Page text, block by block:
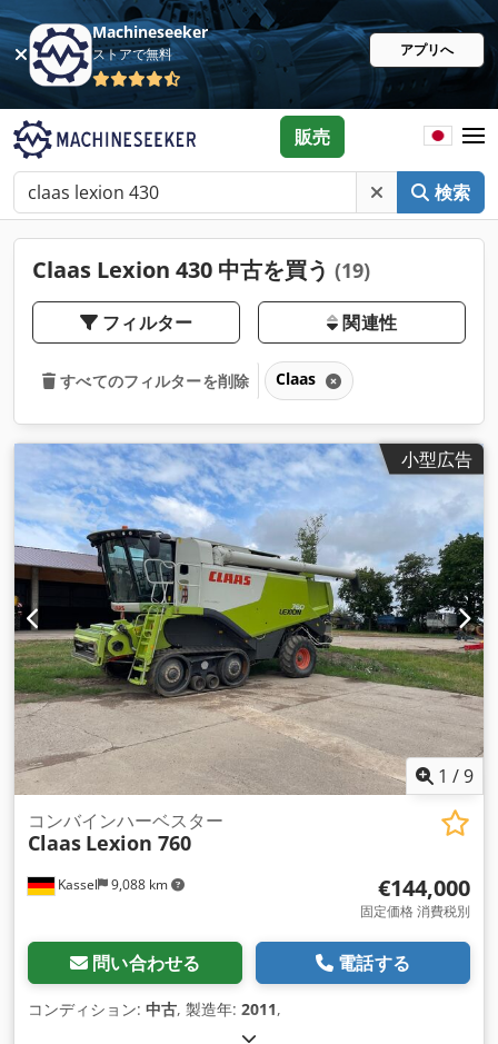
Machineseeker
ストアで無料 アプリへ
検索
販売
Claas Lexion 430 中古を買う (19)
フィルター 関連性
すべてのフィルターを削除 Claas
小型広告
1 /9
Kassel 9,088 km
コンバインハーベスター
Claas Lexion 760
€144,000
固定価格 消費税別
問い合わせる 電話する
コンディション: 中古, 製造年: 2011,